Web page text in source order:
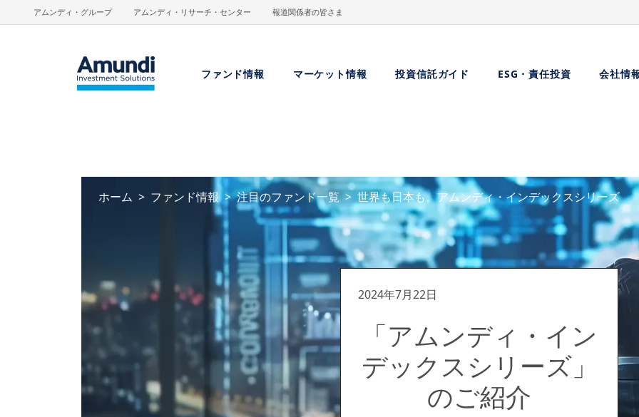
メインコンテンツに移動
アムンディ・グループ アムンディ・リサーチ・センター 報道関係者の皆さま
ファンド情報 マーケット情報 投資信託ガイド ESG・責任投資 会社情
ホーム ファンド情報 注目のファンド一覧 世界も日本も。アムンディ・インデックスシリーズ
2024年7月22日
「アムンディ・イン
デックスシリーズ」
のご紹介